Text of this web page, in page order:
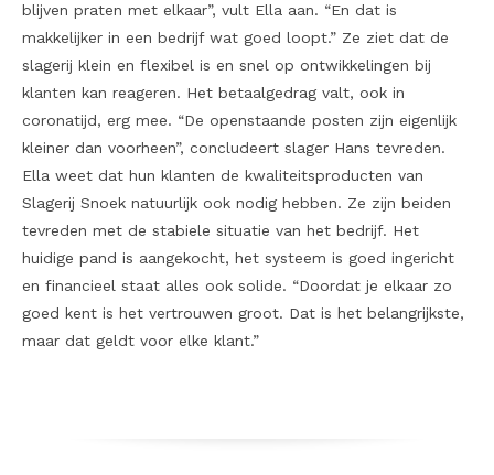
blijven praten met elkaar”, vult Ella aan. “En dat is
makkelijker in een bedrijf wat goed loopt.” Ze ziet dat de
slagerij klein en flexibel is en snel op ontwikkelingen bij
klanten kan reageren. Het betaalgedrag valt, ook in
coronatijd, erg mee. “De openstaande posten zijn eigenlijk
kleiner dan voorheen”, concludeert slager Hans tevreden.
Ella weet dat hun klanten de kwaliteitsproducten van
Slagerij Snoek natuurlijk ook nodig hebben. Ze zijn beiden
tevreden met de stabiele situatie van het bedrijf. Het
huidige pand is aangekocht, het systeem is goed ingericht
en financieel staat alles ook solide. “Doordat je elkaar zo
goed kent is het vertrouwen groot. Dat is het belangrijkste,
maar dat geldt voor elke klant.”